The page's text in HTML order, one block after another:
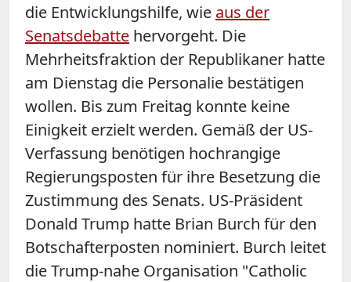
die Entwicklungshilfe, wie aus der
Senatsdebatte hervorgeht. Die
Mehrheitsfraktion der Republikaner hatte
am Dienstag die Personalie bestätigen
wollen. Bis zum Freitag konnte keine
Einigkeit erzielt werden. Gemäß der US-
Verfassung benötigen hochrangige
Regierungsposten für ihre Besetzung die
Zustimmung des Senats. US-Präsident
Donald Trump hatte Brian Burch für den
Botschafterposten nominiert. Burch leitet
die Trump-nahe Organisation "Catholic